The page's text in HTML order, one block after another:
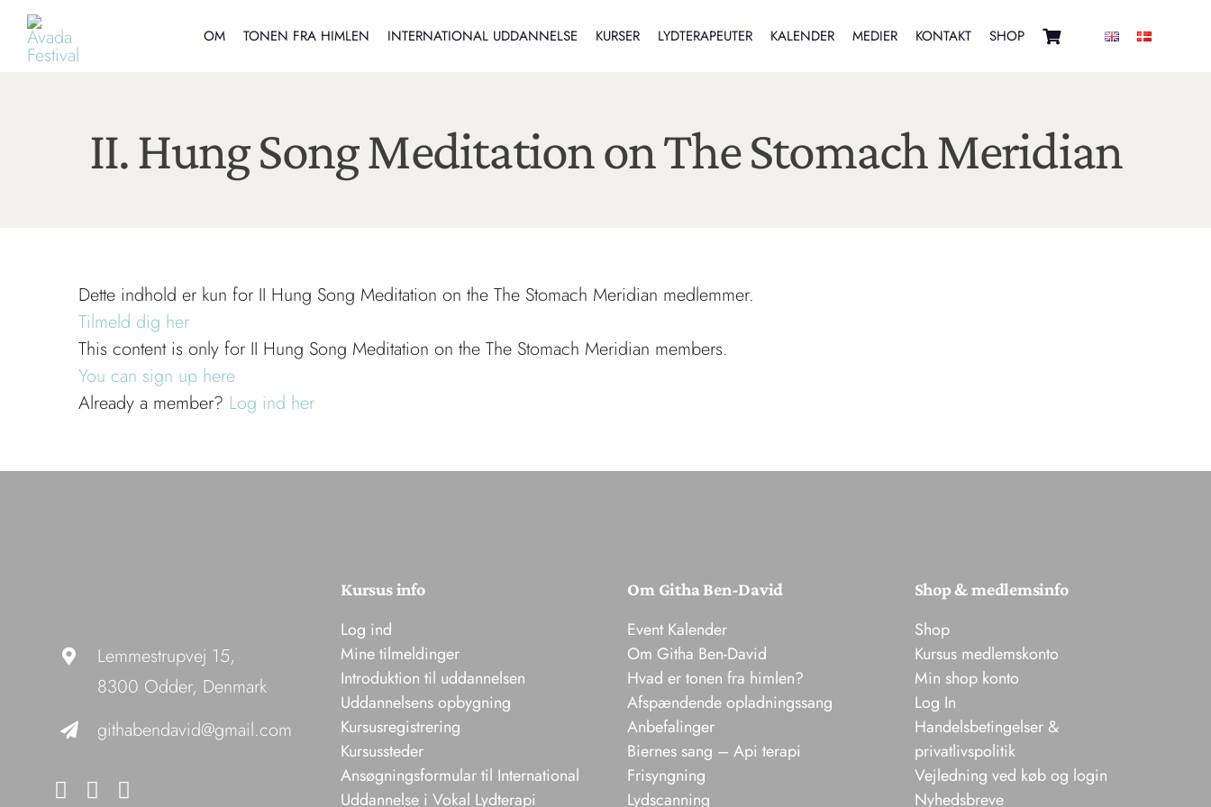
Skip
content
OM TONEN FRA HIMLEN INTERNATIONAL UDDANNELSE KURSER LYDTERAPEUTER KALENDER MEDIER KONTAKT SHOP
II. Hung Song Meditation on The Stomach Meridian
Dette indhold er kun for II Hung Song Meditation on the The Stomach Meridian medlemmer.
Tilmeld dig her
This content is only for II Hung Song Meditation on the The Stomach Meridian members.
You can sign up here
Already a member? Log ind her
Lemmestrupvej 15,
8300 Odder, Denmark
githabendavid@gmail.com
Kursus info
Log ind
Mine tilmeldinger
Introduktion til uddannelsen
Uddannelsens opbygning
Kursusregistrering
Kursussteder
Ansøgningsformular til International
Uddannelse i Vokal Lydterapi
Om Githa Ben-David
Event Kalender
Om Githa Ben-David
Hvad er tonen fra himlen?
Afspændende opladningssang
Anbefalinger
Biernes sang – Api terapi
Frisyngning
Lydscanning
Shop & medlemsinfo
Shop
Kursus medlemskonto
Min shop konto
Log In
Handelsbetingelser &
privatlivspolitik
Vejledning ved køb og login
Nyhedsbreve